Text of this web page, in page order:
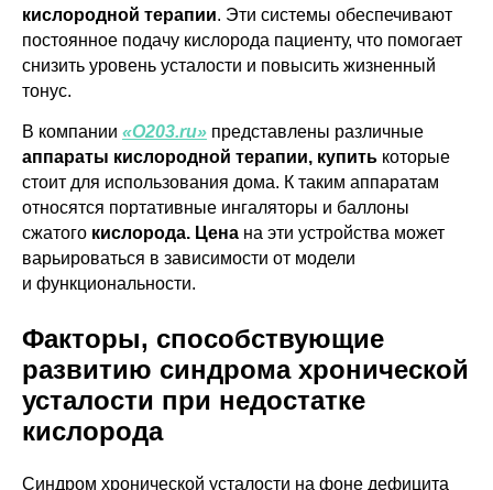
кислородной терапии. Эти системы обеспечивают
постоянное подачу кислорода пациенту, что помогает
снизить уровень усталости и повысить жизненный
тонус.
В компании «О203.ru» представлены различные
аппараты кислородной терапии, купить которые
стоит для использования дома. К таким аппаратам
относятся портативные ингаляторы и баллоны
сжатого кислорода. Цена на эти устройства может
варьироваться в зависимости от модели
и функциональности.
Факторы, способствующие
развитию синдрома хронической
усталости при недостатке
кислорода
Синдром хронической усталости на фоне дефицита